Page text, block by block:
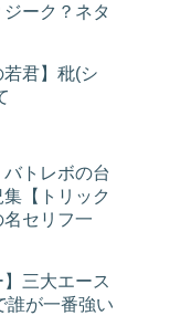
ーク？ネタ
若君】秕(シ
バトレボの台
【トリック
セリフ一
】三大エース
誰が一番強い